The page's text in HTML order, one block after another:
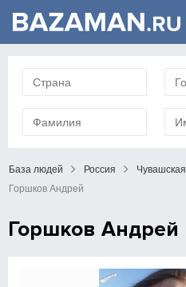
База людей Россия Чувашская
Горшков Андрей
Горшков Андрей